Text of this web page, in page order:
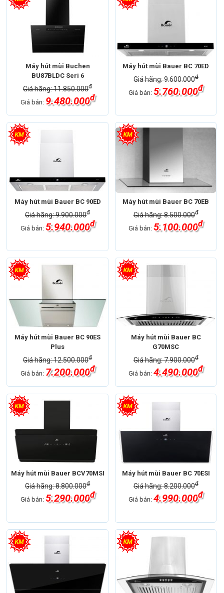
Máy hút mùi Buchen
BU87BLDC Seri 6
Giá hãng: 11.850.000đ
Giá bán: 9.480.000đ
Máy hút mùi Bauer BC 70ED
Giá hãng: 9.600.000đ
Giá bán:5.760.000đ
Máy hút mùi Bauer BC 90ED
Giá hãng: 9.900.000đ
Giá bán: 5.940.000đ
Máy hút mùi Bauer BC 70EB
Giá hãng: 8.500.000đ
Giá bán:5.100.000đ
Máy hút mùi Bauer BC 90ES
Plus
Giá hãng: 12.500.000đ
Giá bán: 7.200.000đ
Máy hút mùi Bauer BC
G70MSC
Giá hãng: 7.900.000đ
Giá bán:4.490.000đ
Máy hút mùi Bauer BCV70MSI
Giá hãng: 8.800.000đ
Giá bán: 5.290.000đ
Máy hút mùi Bauer BC 70ESI
Giá hãng: 8.200.000đ
Giá bán:4.990.000đ